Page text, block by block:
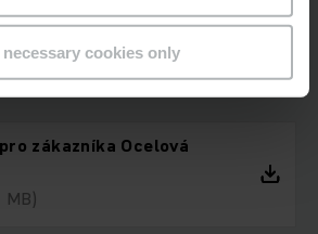
necessary cookies only
Ke stažení
zákazníka Ocelová
MB)